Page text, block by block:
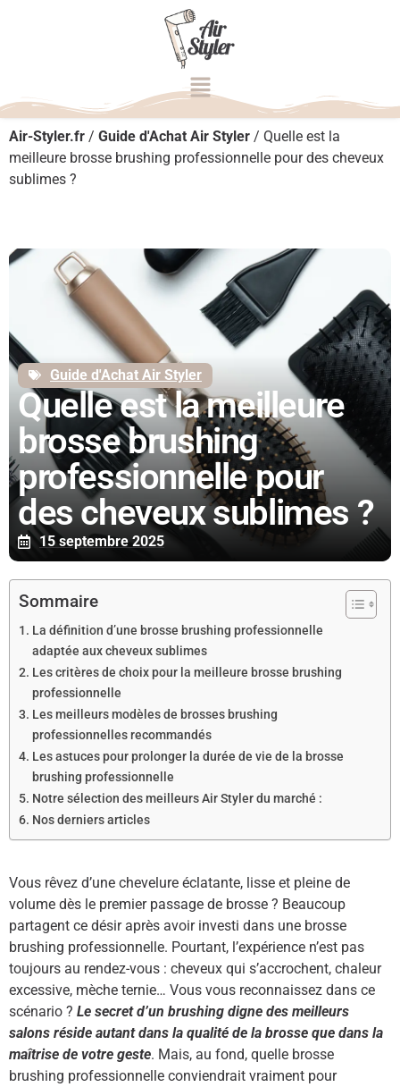
Air-Styler.fr / Guide d'Achat Air Styler / Quelle est la
meilleure brosse brushing professionnelle pour des cheveux
sublimes ?
Guide d'Achat Air Styler
Quelle est la meilleure
brosse brushing
professionnelle pour
des cheveux sublimes ?
15 septembre 2025
Sommaire
La définition d’une brosse brushing professionnelle
adaptée aux cheveux sublimes
Les critères de choix pour la meilleure brosse brushing
professionnelle
Les meilleurs modèles de brosses brushing
professionnelles recommandés
Les astuces pour prolonger la durée de vie de la brosse
brushing professionnelle
Notre sélection des meilleurs Air Styler du marché :
Nos derniers articles
Vous rêvez d’une chevelure éclatante, lisse et pleine de
volume dès le premier passage de brosse ? Beaucoup
partagent ce désir après avoir investi dans une brosse
brushing professionnelle. Pourtant, l’expérience n’est pas
toujours au rendez-vous : cheveux qui s’accrochent, chaleur
excessive, mèche ternie… Vous vous reconnaissez dans ce
scénario ? Le secret d’un brushing digne des meilleurs
salons réside autant dans la qualité de la brosse que dans la
maîtrise de votre geste. Mais, au fond, quelle brosse
brushing professionnelle conviendrait vraiment pour